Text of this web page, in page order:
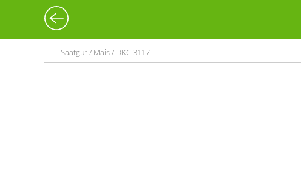
Saatgut / Mais / DKC 3117